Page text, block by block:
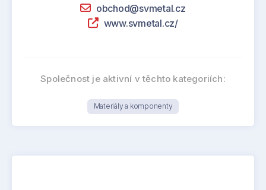
obchod@svmetal.cz
www.svmetal.cz/
Společnost je aktivní v těchto kategoriích:
Materiály a komponenty